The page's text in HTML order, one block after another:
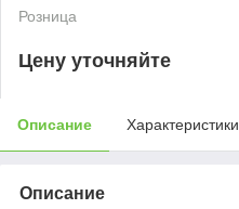
Розница
Цену уточняйте
Описание Характеристики
Описание